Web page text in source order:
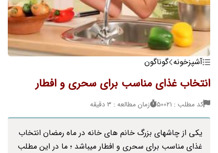
آشپزخونه گوناگون
انتخاب غذای مناسب برای سحری و افطار
کد مطلب : 50021 زمان مطالعه : 3 دقیقه
یکی از چاشهای بزرگ خانم های خانه در ماه رمضان انتخاب
غذای مناسب برای سحری و افطار میباشد ؛ ما در این مطلب